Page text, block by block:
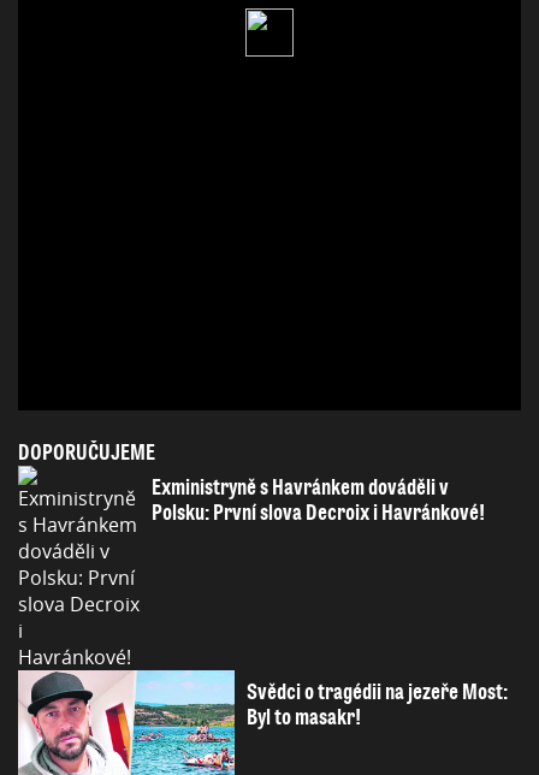
DOPORUČUJEME
Exministryně s Havránkem dováděli v
Polsku: První slova Decroix i Havránkové!
Svědci o tragédii na jezeře Most:
Byl to masakr!